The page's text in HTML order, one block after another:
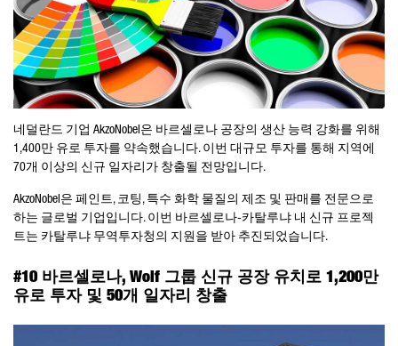
네덜란드 기업 AkzoNobel은 바르셀로나 공장의 생산 능력 강화를 위해
1,400만 유로 투자를 약속했습니다. 이번 대규모 투자를 통해 지역에
70개 이상의 신규 일자리가 창출될 전망입니다.
AkzoNobel은 페인트, 코팅, 특수 화학 물질의 제조 및 판매를 전문으로
하는 글로벌 기업입니다. 이번 바르셀로나-카탈루냐 내 신규 프로젝
트는 카탈루냐 무역투자청의 지원을 받아 추진되었습니다.
#10 바르셀로나, Wolf 그룹 신규 공장 유치로 1,200만
유로 투자 및 50개 일자리 창출